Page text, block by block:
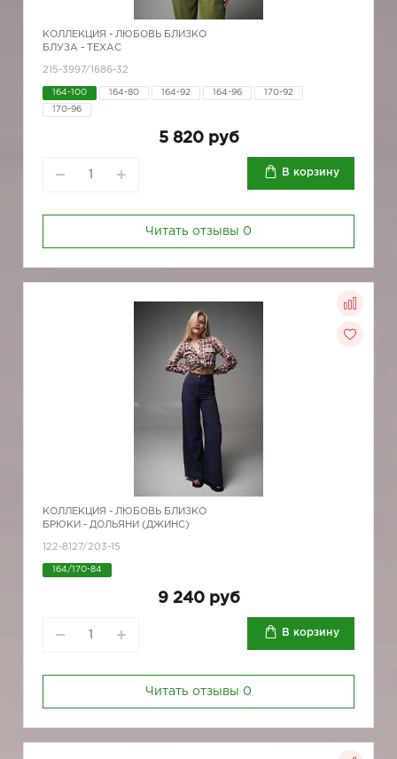
КОЛЛЕКЦИЯ - ЛЮБОВЬ БЛИЗКО
БЛУЗА - ТЕХАС
215-3997/1686-32
164-100 164-80 164-92 164-96 170-92
170-96
5 820 руб
В корзину
Читать отзывы 0
КОЛЛЕКЦИЯ - ЛЮБОВЬ БЛИЗКО
БРЮКИ - ДОЛЬЯНИ (ДЖИНС)
122-8127/203-15
164/170-84
9 240 руб
В корзину
Читать отзывы 0